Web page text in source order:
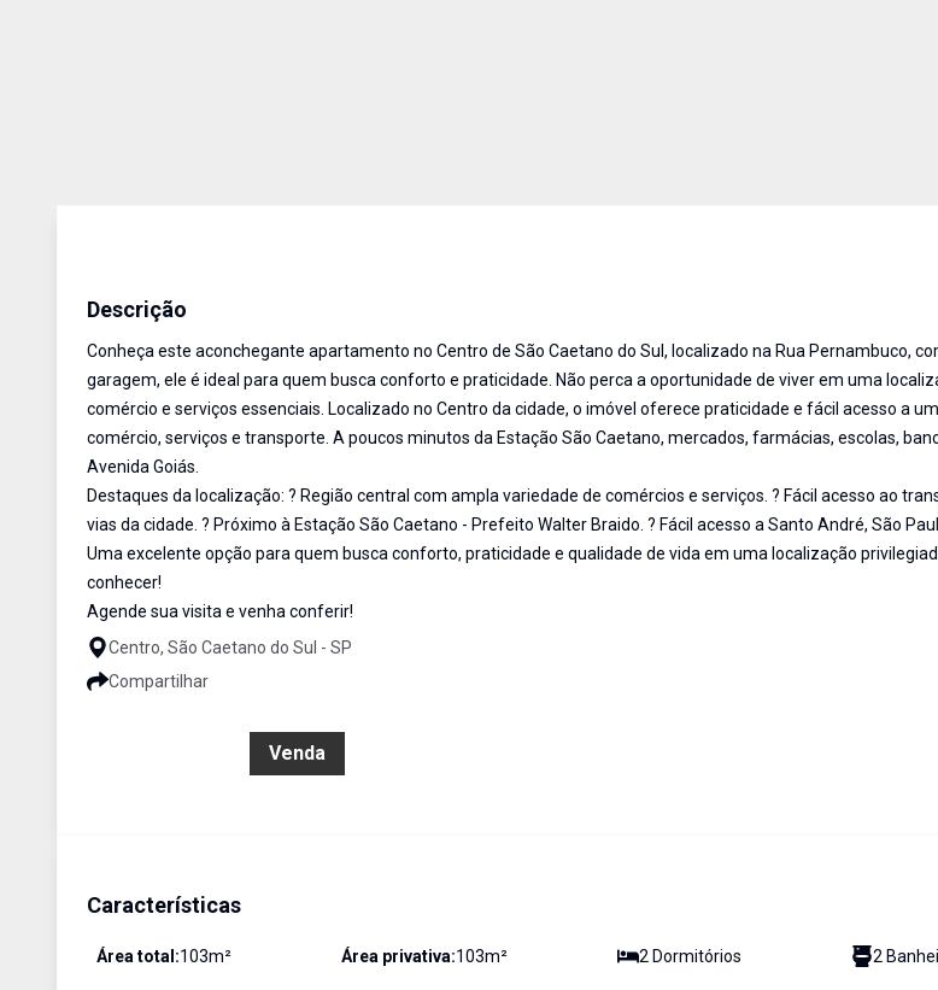
Descrição
Conheça este aconchegante apartamento no Centro de São Caetano do Sul, localizado na Rua Pernambuco,
garagem, ele é ideal para quem busca conforto e praticidade. Não perca a oportunidade de viver em uma
comércio e serviços essenciais. Localizado no Centro da cidade, o imóvel oferece praticidade e fácil acesso a
comércio, serviços e transporte. A poucos minutos da Estação São Caetano, mercados, farmácias, escolas,
Avenida Goiás.
Destaques da localização: ? Região central com ampla variedade de comércios e serviços. ? Fácil acesso ao
vias da cidade. ? Próximo à Estação São Caetano - Prefeito Walter Braido. ? Fácil acesso a Santo André, São
Uma excelente opção para quem busca conforto, praticidade e qualidade de vida em uma localização
conhecer!
Agende sua visita e venha conferir!
Centro, São Caetano do Sul - SP
Compartilhar
Venda
Características
Área total:103m² Área privativa:103m² 2 Dormitórios 2